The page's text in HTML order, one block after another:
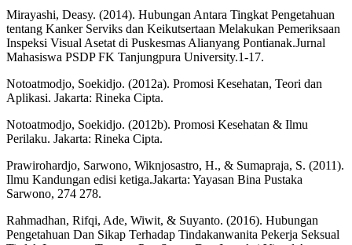
Mirayashi, Deasy. (2014). Hubungan Antara Tingkat Pengetahuan
tentang Kanker Serviks dan Keikutsertaan Melakukan Pemeriksaan
Inspeksi Visual Asetat di Puskesmas Alianyang Pontianak.Jurnal
Mahasiswa PSDP FK Tanjungpura University.1-17.
Notoatmodjo, Soekidjo. (2012a). Promosi Kesehatan, Teori dan
Aplikasi. Jakarta: Rineka Cipta.
Notoatmodjo, Soekidjo. (2012b). Promosi Kesehatan & Ilmu
Perilaku. Jakarta: Rineka Cipta.
Prawirohardjo, Sarwono, Wiknjosastro, H., & Sumapraja, S. (2011).
Ilmu Kandungan edisi ketiga.Jakarta: Yayasan Bina Pustaka
Sarwono, 274 278.
Rahmadhan, Rifqi, Ade, Wiwit, & Suyanto. (2016). Hubungan
Pengetahuan Dan Sikap Terhadap Tindakanwanita Pekerja Seksual